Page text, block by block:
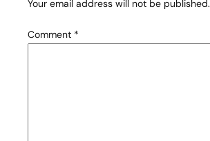
Your email address will not be published.
Comment *